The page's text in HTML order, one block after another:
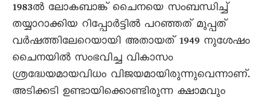
1983ൽ ലോകബാങ്ക് ചെെനയെ സംബന്ധിച്ച്
തയ്യാറാക്കിയ റിപ്പോർട്ടിൽ പറഞ്ഞത് മുപ്പത്
വർഷത്തിലേറെയായി അതായത് 1949 നുശേഷം
ചെെനയിൽ സംഭവിച്ച വികാസം
ശ്രദ്ധേയമായവിധം വിജയമായിരുന്നുവെന്നാണ്.
അടിക്കടി ഉണ്ടായിക്കൊണ്ടിരുന്ന ക്ഷാമവും